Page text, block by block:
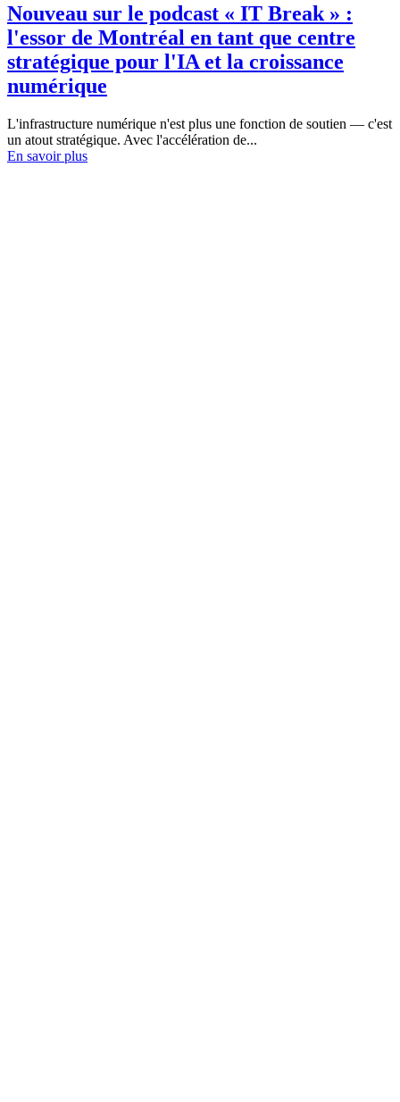
Nouveau sur le podcast « IT Break » :
l'essor de Montréal en tant que centre
stratégique pour l'IA et la croissance
numérique
L'infrastructure numérique n'est plus une fonction de soutien — c'est
un atout stratégique. Avec l'accélération de...
En savoir plus